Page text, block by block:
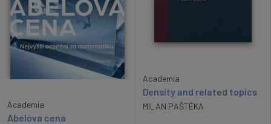
Academia
Abelova cena
Academia
Density and related topics
MILAN PAŠTÉKA